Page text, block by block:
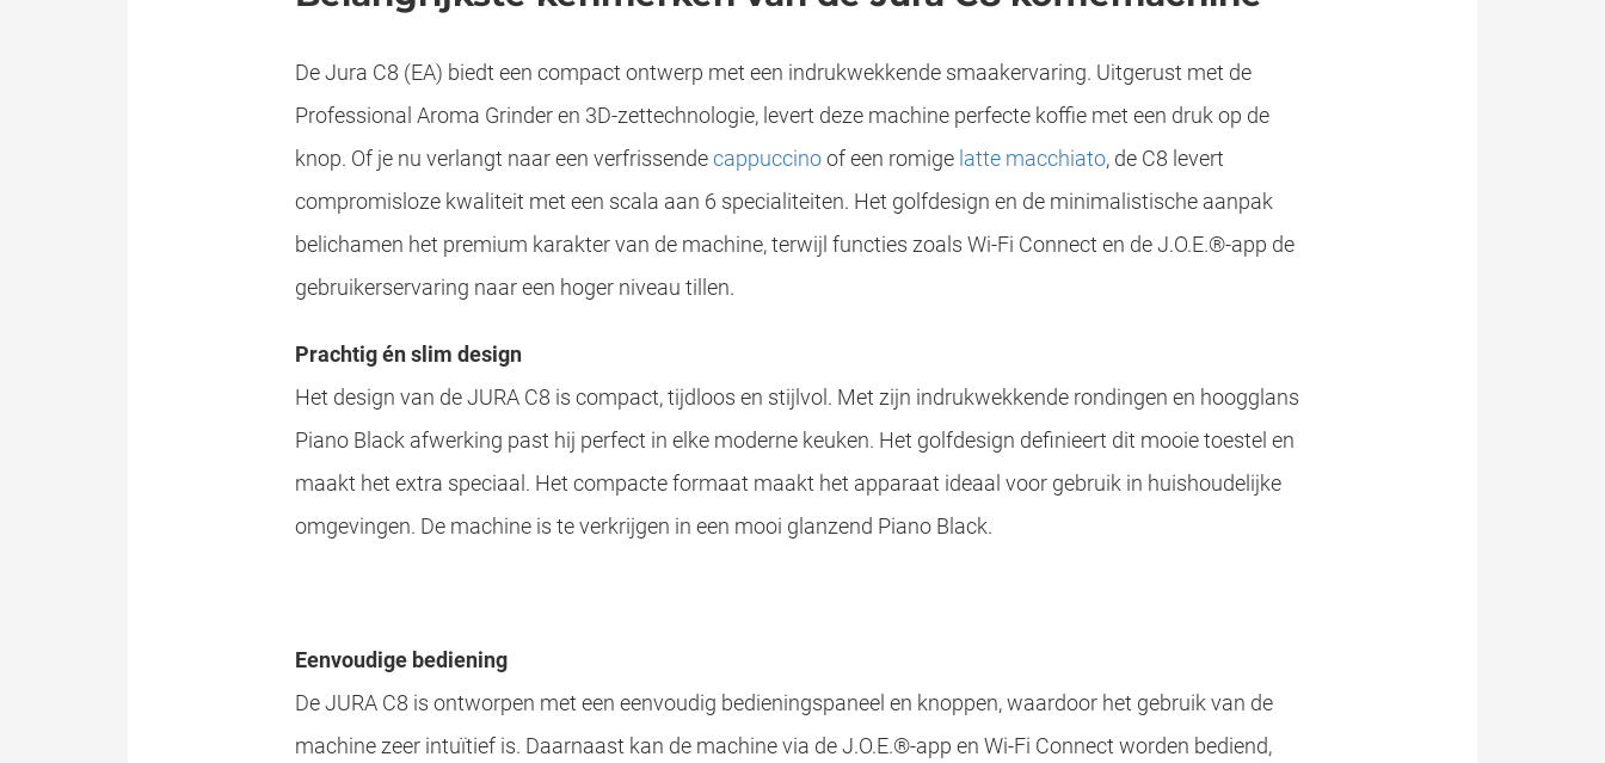
De Jura C8 (EA) biedt een compact ontwerp met een indrukwekkende smaakervaring. Uitgerust met de
Professional Aroma Grinder en 3D-zettechnologie, levert deze machine perfecte koffie met een druk op de
knop. Of je nu verlangt naar een verfrissendecappuccinoof een romige latte macchiato, de C8 levert
compromisloze kwaliteit met een scala aan 6 specialiteiten. Het golfdesign en de minimalistische aanpak
belichamen het premium karakter van de machine, terwijl functies zoals Wi-Fi Connect en de J.O.E.®-app de
gebruikerservaring naar een hoger niveau tillen.
Prachtig én slim design
Het design van de JURA C8 is compact, tijdloos en stijlvol. Met zijn indrukwekkende rondingen en hoogglans
Piano Black afwerking past hij perfect in elke moderne keuken. Het golfdesign definieert dit mooie toestel en
maakt het extra speciaal. Het compacte formaat maakt het apparaat ideaal voor gebruik in huishoudelijke
omgevingen. De machine is te verkrijgen in een mooi glanzend Piano Black.
Eenvoudige bediening
De JURA C8 is ontworpen met een eenvoudig bedieningspaneel en knoppen, waardoor het gebruik van de
machine zeer intuïtief is. Daarnaast kan de machine via de J.O.E.®-app en Wi-Fi Connect worden bediend,